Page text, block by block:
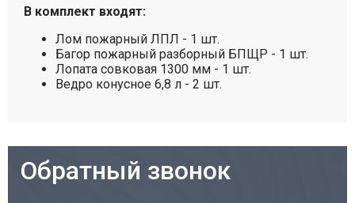
В комплект входят:
Лом пожарный ЛПЛ - 1 шт.
Багор пожарный разборный БПЩР - 1 шт.
Лопата совковая 1300 мм - 1 шт.
Ведро конусное 6,8 л - 2 шт.
Обратный звонок